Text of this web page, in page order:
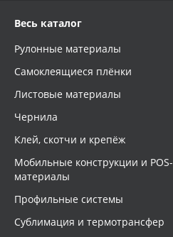
Весь каталог
Рулонные материалы
Самоклеящиеся плёнки
Листовые материалы
Чернила
Клей, скотчи и крепёж
Мобильные конструкции и POS-
материалы
Профильные системы
Сублимация и термотрансфер